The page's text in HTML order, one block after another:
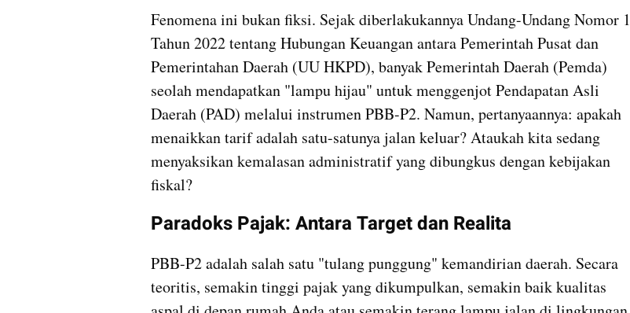
Fenomena ini bukan fiksi. Sejak diberlakukannya Undang-Undang Nomor 1
Tahun 2022 tentang Hubungan Keuangan antara Pemerintah Pusat dan
Pemerintahan Daerah (UU HKPD), banyak Pemerintah Daerah (Pemda)
seolah mendapatkan "lampu hijau" untuk menggenjot Pendapatan Asli
Daerah (PAD) melalui instrumen PBB-P2. Namun, pertanyaannya: apakah
menaikkan tarif adalah satu-satunya jalan keluar? Ataukah kita sedang
menyaksikan kemalasan administratif yang dibungkus dengan kebijakan
fiskal?
Paradoks Pajak: Antara Target dan Realita
PBB-P2 adalah salah satu "tulang punggung" kemandirian daerah. Secara
teoritis, semakin tinggi pajak yang dikumpulkan, semakin baik kualitas